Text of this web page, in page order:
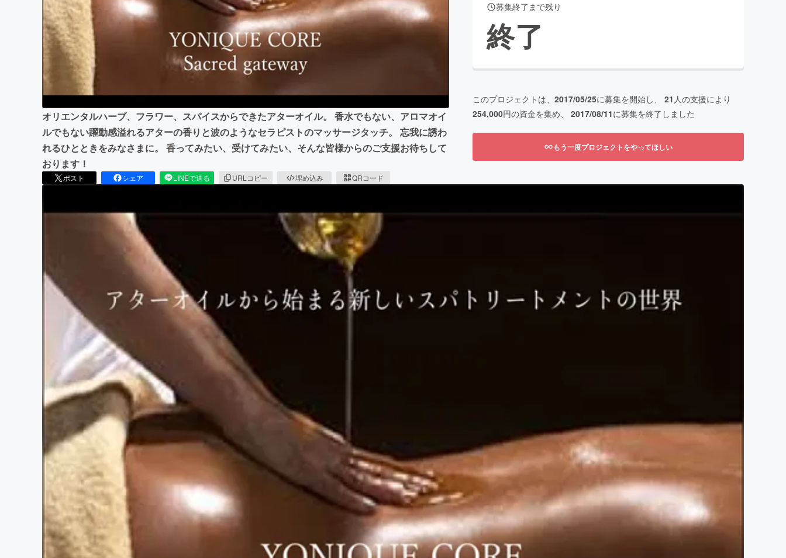
CAMPFIRE for Social GoodCAMPFIRE Creation
CAMPFIREふるさと納税machi-yaコミュニティ
オリエンタルハーブ、フラワー、スパイスからできたアターオイル。 香水でもない、アロマオイ
ルでもない躍動感溢れるアターの香りと波のようなセラピストのマッサージタッチ。 忘我に誘わ
れるひとときをみなさまに。 香ってみたい、受けてみたい、そんな皆様からのご支援お待ちして
おります！
ポスト シェア LINEで送る URLコピー 埋め込み QRコード
募集終了まで残り
終了
このプロジェクトは、 2017/05/25に募集を開始し、 21 人の支援により
254,000円の資金を集め、 2017/08/11に募集を終了しました
もう一度プロジェクトをやってほしい